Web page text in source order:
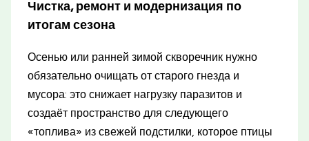
Чистка, ремонт и модернизация по
итогам сезона
Осенью или ранней зимой скворечник нужно
обязательно очищать от старого гнезда и
мусора: это снижает нагрузку паразитов и
создаёт пространство для следующего
«топлива» из свежей подстилки, которое птицы